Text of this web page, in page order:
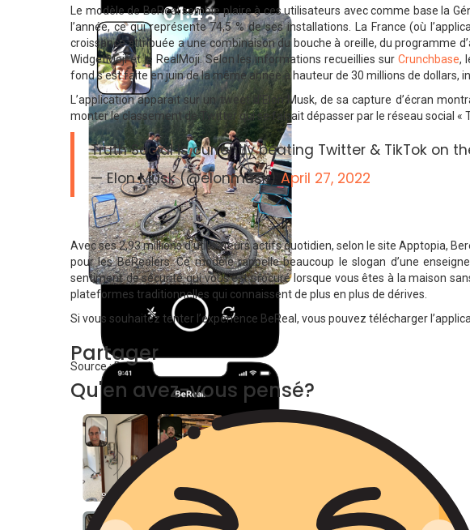
Source : BeReal
Le modèle de BeReal semble plaire à ces utilisateurs avec comme base la
l’année, ce qui représente 74,5 % de ses installations. La France (où
croissance attribuée a une combinaison du bouche à oreille, du programme
WidgetMoji et le RealMoji. Selon les informations recueillies surCrunchbase,
fond s’est faite en juin de la même année à hauteur de 30 millions de
L’application apparait sur un tweet d’Elon Musk, de sa capture d’écran
monter le classement de Twitter qui se faisait dépasser par le réseau social «
Truth Social is currently beating Twitter & TikTok on
— Elon Musk (@elonmusk) April 27, 2022
Avec ses 2,93 millions d’utilisateurs actifs quotidien, selon le site Apptopia,
pour les BeRealers. Ce modèle rappelle beaucoup le slogan d’une
sentiment de sécurité qui vous est procuré lorsque vous êtes à la maison
plateformes traditionnelles qui connaissent de plus en plus de dérives.
Si vous souhaitez tenter l’expérience BeReal, vous pouvez télécharger
Partager
Qu'en avez-vous pensé?